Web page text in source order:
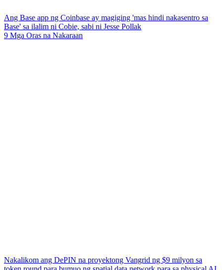
Ang Base app ng Coinbase ay magiging 'mas hindi nakasentro sa
Base' sa ilalim ni Cobie, sabi ni Jesse Pollak
9 Mga Oras na Nakaraan
Nakalikom ang DePIN na proyektong Vangrid ng $9 milyon sa